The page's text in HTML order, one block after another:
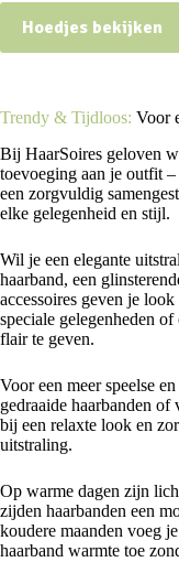
Hoedjes bekijken
Trendy & Tijdloos: Voor
Bij HaarSoires geloven
toevoeging aan je outfit
een zorgvuldig
elke gelegenheid en stijl.
Wil je een elegante
haarband, een
accessoires geven je
speciale gelegenheden
flair te geven.
Voor een meer speelse
gedraaide haarbanden
bij een relaxte look en
uitstraling.
Op warme dagen zijn
zijden haarbanden een
koudere maanden voeg
haarband warmte toe